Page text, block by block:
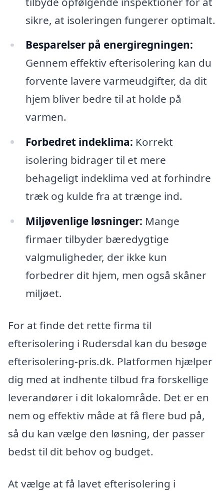
sikre, at isoleringen fungerer optimalt.
Besparelser på energiregningen:
Gennem effektiv efterisolering kan du
forvente lavere varmeudgifter, da dit
hjem bliver bedre til at holde på
varmen.
Forbedret indeklima: Korrekt
isolering bidrager til et mere
behageligt indeklima ved at forhindre
træk og kulde fra at trænge ind.
Miljøvenlige løsninger: Mange
firmaer tilbyder bæredygtige
valgmuligheder, der ikke kun
forbedrer dit hjem, men også skåner
miljøet.
For at finde det rette firma til
efterisolering i Rudersdal kan du besøge
efterisolering-pris.dk. Platformen hjælper
dig med at indhente tilbud fra forskellige
leverandører i dit lokalområde. Det er en
nem og effektiv måde at få flere bud på,
så du kan vælge den løsning, der passer
bedst til dit behov og budget.
At vælge at få lavet efterisolering i